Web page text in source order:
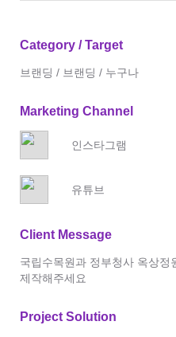
Category / Target
브랜딩 / 브랜딩 / 누구나
Marketing Channel
인스타그램
유튜브
Client Message
국립수목원과 정부청사 옥상정
제작해주세요
Project Solution